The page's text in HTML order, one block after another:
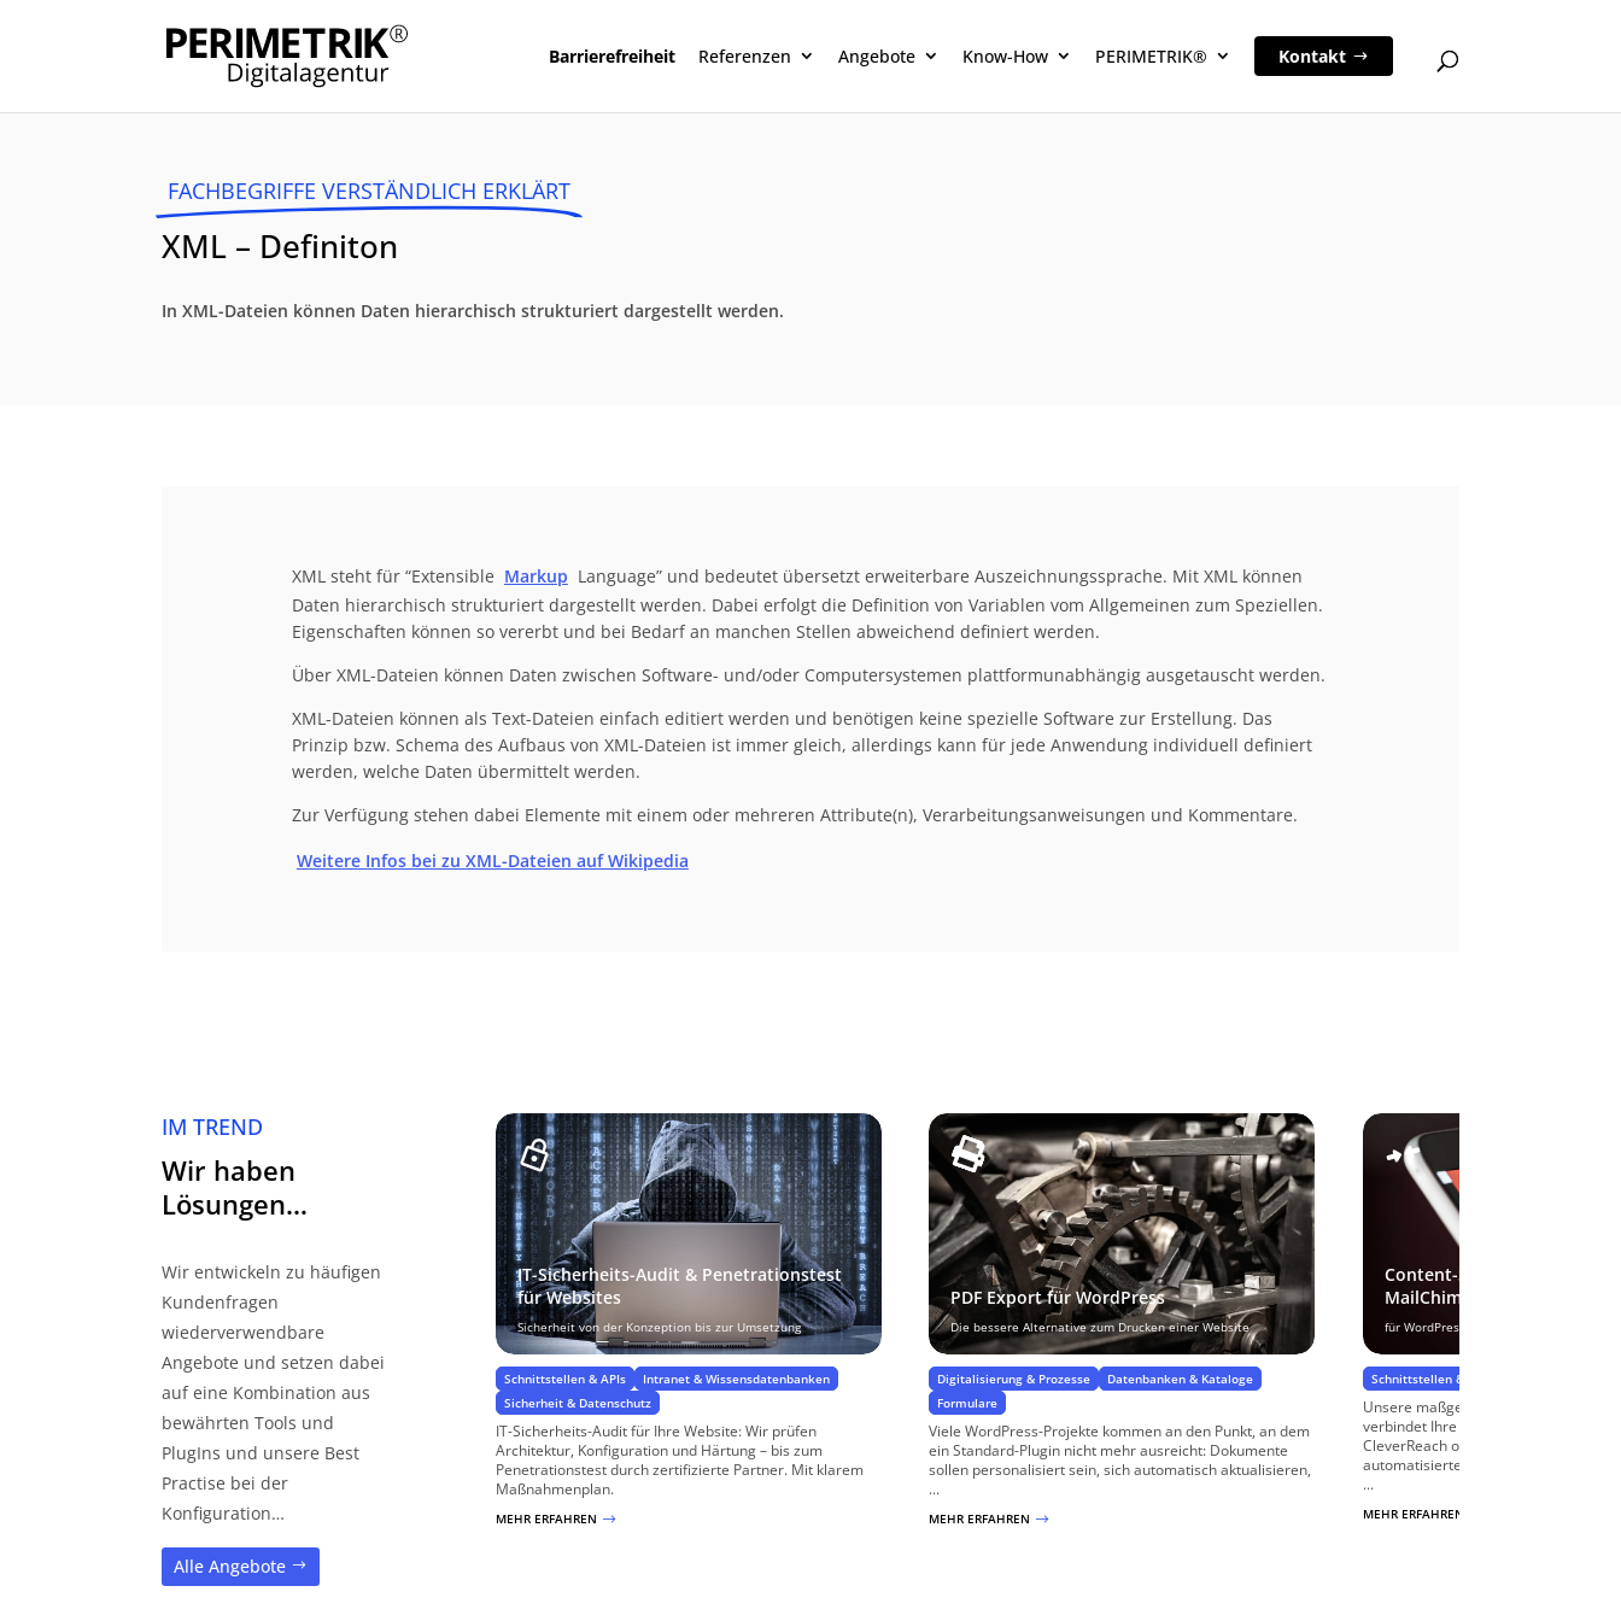
Barrierefreiheit Referenzen Angebote Know-How PERIMETRIK® Kontakt
FACHBEGRIFFE VERSTÄNDLICH ERKLÄRT
XML – Definiton
In XML-Dateien können Daten hierarchisch strukturiert dargestellt werden.
XML steht für “Extensible Markup Language” und bedeutet übersetzt erweiterbare Auszeichnungssprache. Mit XML können
Daten hierarchisch strukturiert dargestellt werden. Dabei erfolgt die Definition von Variablen vom Allgemeinen zum Speziellen.
Eigenschaften können so vererbt und bei Bedarf an manchen Stellen abweichend definiert werden.
Über XML-Dateien können Daten zwischen Software- und/oder Computersystemen plattformunabhängig ausgetauscht werden.
XML-Dateien können als Text-Dateien einfach editiert werden und benötigen keine spezielle Software zur Erstellung. Das
Prinzip bzw. Schema des Aufbaus von XML-Dateien ist immer gleich, allerdings kann für jede Anwendung individuell definiert
werden, welche Daten übermittelt werden.
Zur Verfügung stehen dabei Elemente mit einem oder mehreren Attribute(n), Verarbeitungsanweisungen und Kommentare.
Weitere Infos bei zu XML-Dateien auf Wikipedia
IM TREND
Wir haben
Lösungen…
Wir entwickeln zu häufigen
Kundenfragen
wiederverwendbare
Angebote und setzen dabei
auf eine Kombination aus
bewährten Tools und
PlugIns und unsere Best
Practise bei der
Konfiguration…
Alle Angebote
IT-Sicherheits-Audit & Penetrationstest
für Websites
Sicherheit von der Konzeption bis zur Umsetzung
Schnittstellen & APIs
Intranet & Wissensdatenbanken
Sicherheit & Datenschutz
IT-Sicherheits-Audit für Ihre Website: Wir prüfen
Architektur, Konfiguration und Härtung – bis zum
Penetrationstest durch zertifizierte Partner. Mit klarem
Maßnahmenplan.
MEHR ERFAHREN $
PDF Export für WordPress
Die bessere Alternative zum Drucken einer Website
Digitalisierung & Prozesse
Datenbanken & Kataloge
Formulare
Viele WordPress-Projekte kommen an den Punkt, an dem
ein Standard-Plugin nicht mehr ausreicht: Dokumente
sollen personalisiert sein, sich automatisch aktualisieren,
...
MEHR ERFAHREN $
Content-Schnittstellen zu
MailChimp
für WordPress
Schnittstellen & APIs
Unsere maßgeschneiderte
verbindet Ihre WordPress-Website
CleverReach oder MailChimp, um
automatisierte Content-Übertragung
...
MEHR ERFAHREN